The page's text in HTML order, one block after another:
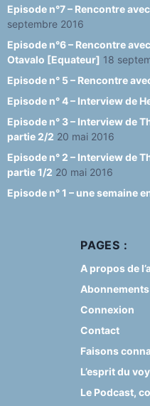
Episode n°7 – Rencontre
septembre 2016
Episode n°6 – Rencontre
Otavalo [Equateur] 18
Episode n° 5 – Rencontre
Episode n° 4 – Interview de
Episode n° 3 – Interview de
partie 2/2 20 mai 2016
Episode n° 2 – Interview de
partie 1/2 20 mai 2016
Episode n° 1 – une semaine
PAGES :
A propos de
Abonnements
Connexion
Contact
Faisons
L’esprit du
Le Podcast,